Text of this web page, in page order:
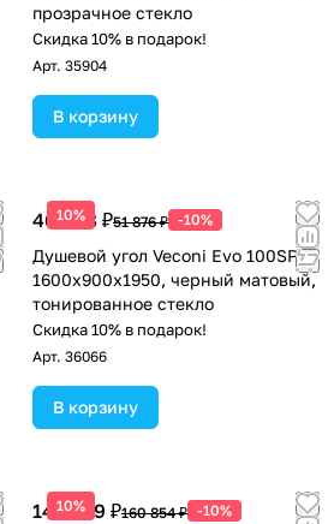
прозрачное стекло
Скидка 10% в подарок!
Арт. 35904
В корзину
10%
46 688 ₽51 876 ₽ -10%
Душевой угол Veconi Evo 100SP B
1600х900x1950, черный матовый,
тонированное стекло
Скидка 10% в подарок!
Арт. 36066
В корзину
10%
144 769 ₽160 854 ₽ -10%